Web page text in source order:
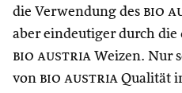
die Verwendung des bio
aber eindeutiger durch die
bio austria Weizen. Nur
von bio austria Qualität